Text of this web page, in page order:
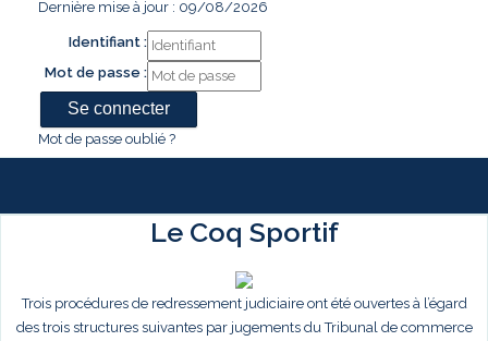
Dernière mise à jour : 09/08/2026
Identifiant :
Mot de passe :
Mot de passe oublié ?
Le Coq Sportif
Trois procédures de redressement judiciaire ont été ouvertes à l’égard
des trois structures suivantes par jugements du Tribunal de commerce